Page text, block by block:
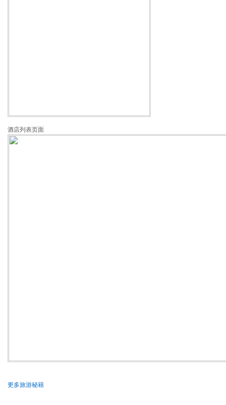
酒店列表页面
更多旅游秘籍